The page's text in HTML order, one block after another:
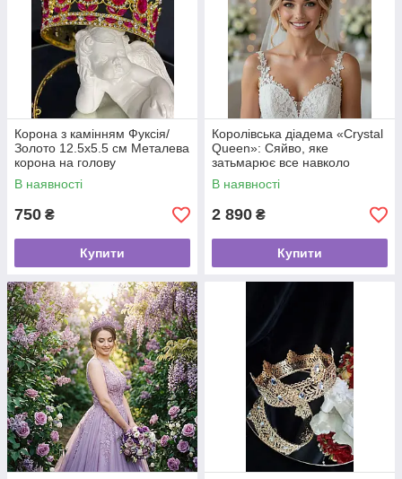
Корона з камінням Фуксія/
Золото 12.5х5.5 см Металева
корона на голову
Декоративна корона на торт
В наявності
750 ₴
Купити
Королівська діадема «Crystal
Queen»: Сяйво, яке
затьмарює все навколо
В наявності
2 890 ₴
Купити